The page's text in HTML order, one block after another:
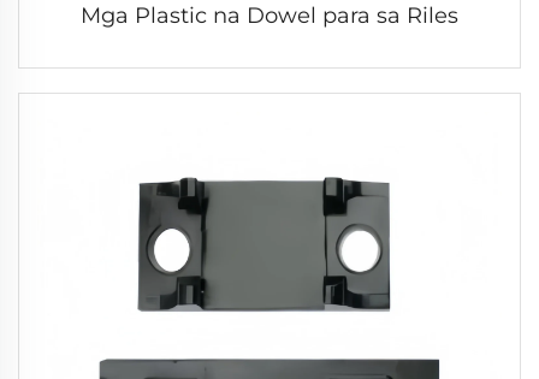
Mga Plastic na Dowel para sa Riles